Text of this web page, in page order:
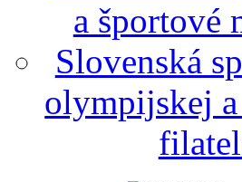
a športové
Slovenská
olympijskej